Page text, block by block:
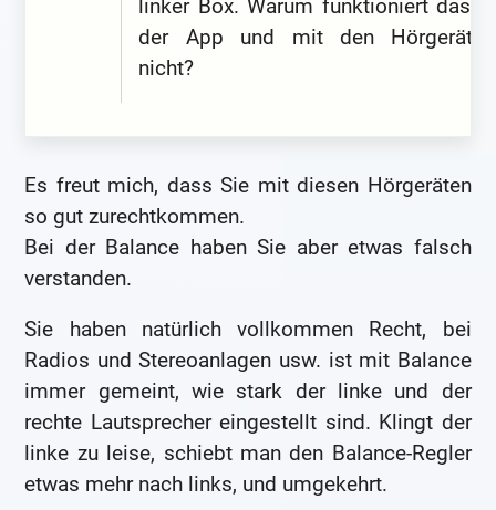
linker Box. Warum funktioniert das in
der App und mit den Hörgeräten
nicht?
Es freut mich, dass Sie mit diesen Hörgeräten
so gut zurechtkommen.
Bei der Balance haben Sie aber etwas falsch
verstanden.
Sie haben natürlich vollkommen Recht, bei
Radios und Stereoanlagen usw. ist mit Balance
immer gemeint, wie stark der linke und der
rechte Lautsprecher eingestellt sind. Klingt der
linke zu leise, schiebt man den Balance-Regler
etwas mehr nach links, und umgekehrt.